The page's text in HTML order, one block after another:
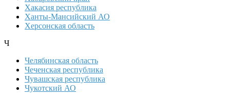
Хакасия республика
Ханты-Мансийский АО
Херсонская область
Ч
Челябинская область
Чеченская республика
Чувашская республика
Чукотский АО